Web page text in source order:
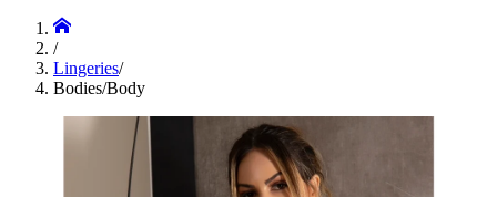
/
Lingeries/
Bodies/Body